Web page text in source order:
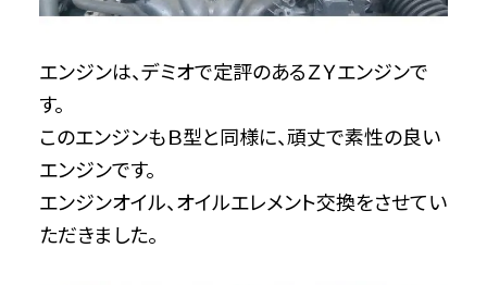
エンジンは、デミオで定評のあるＺＹエンジンで
す。
このエンジンもＢ型と同様に、頑丈で素性の良い
エンジンです。
エンジンオイル、オイルエレメント交換をさせてい
ただきました。